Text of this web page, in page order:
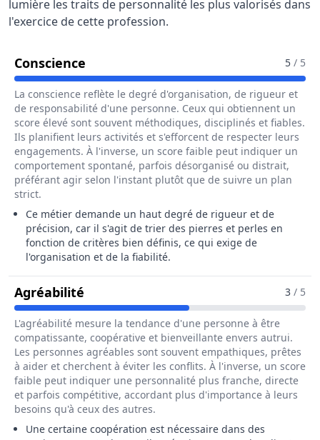
lumière les traits de personnalité les plus valorisés dans
l'exercice de cette profession.
Conscience Pour Le Métier De Trieur / Trieuse
5 / 5
La conscience reflète le degré d'organisation, de rigueur et
de responsabilité d'une personne. Ceux qui obtiennent un
score élevé sont souvent méthodiques, disciplinés et fiables.
Ils planifient leurs activités et s'efforcent de respecter leurs
engagements. À l'inverse, un score faible peut indiquer un
comportement spontané, parfois désorganisé ou distrait,
préférant agir selon l'instant plutôt que de suivre un plan
strict.
Ce métier demande un haut degré de rigueur et de
précision, car il s'agit de trier des pierres et perles en
fonction de critères bien définis, ce qui exige de
l'organisation et de la fiabilité.
Agréabilité Pour Le Métier De Trieur / Trieuse
3 / 5
L'agréabilité mesure la tendance d'une personne à être
compatissante, coopérative et bienveillante envers autrui.
Les personnes agréables sont souvent empathiques, prêtes
à aider et cherchent à éviter les conflits. À l'inverse, un score
faible peut indiquer une personnalité plus franche, directe
et parfois compétitive, accordant plus d'importance à leurs
besoins qu'à ceux des autres.
Une certaine coopération est nécessaire dans des